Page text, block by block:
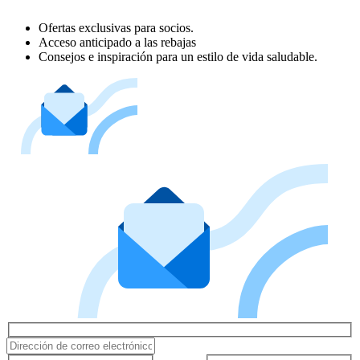
Ofertas exclusivas para socios.
Acceso anticipado a las rebajas
Consejos e inspiración para un estilo de vida saludable.